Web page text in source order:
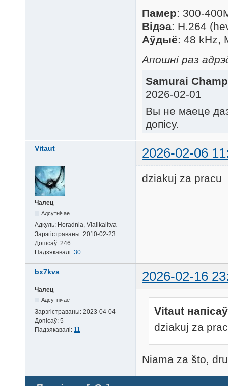
Памер: 300-
Відэа: H.264
Аўдыё: 48 kHz,
Апошні раз
Samurai
2026-02-01
Вы не маеце
допісу.
Vitaut 2026-02-06
Чалец
Адсутнічае
Адкуль: Horadnia, Vialikalitva
Зарэгістраваны: 2010-02-23
Допісаў: 246
Падзякавалі: 30
dziakuj za pracu
bx7kvs 2026-02-16
Чалец
Адсутнічае
Зарэгістраваны: 2023-04-04
Допісаў: 5
Падзякавалі: 11
Vitaut
dziakuj za
Niama za što,